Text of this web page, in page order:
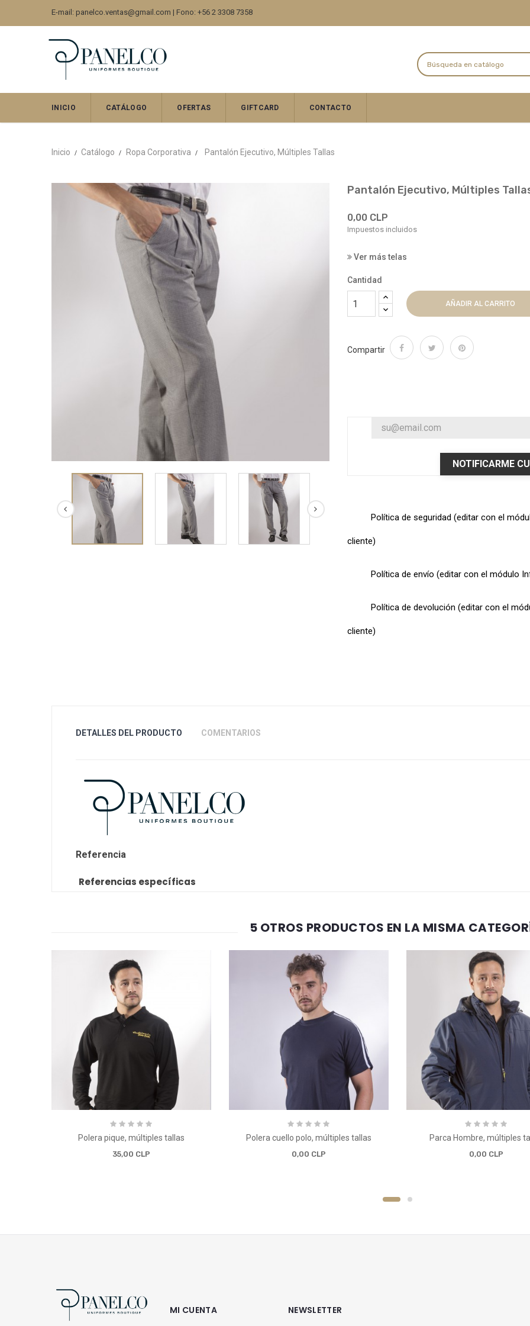
E-mail: panelco.ventas@gmail.com | Fono: +56 2 3308 7358
INICIO CATÁLOGO OFERTAS GIFTCARD CONTACTO
Inicio Catálogo Ropa Corporativa Pantalón Ejecutivo, Múltiples Tallas
Pantalón Ejecutivo, Múltiples
0,00 CLP
Impuestos incluidos
Ver más telas
Cantidad
AÑADIR AL CARRITO
Compartir
NOTIFICARME
Política de seguridad (editar con el
cliente)
Política de envío (editar con el módulo
Política de devolución (editar con el
cliente)
DETALLES DEL PRODUCTO COMENTARIOS
Referencia
Referencias específicas
5 OTROS PRODUCTOS EN LA MISMA
Polera pique, múltiples tallas
35,00 CLP
Polera cuello polo, múltiples tallas
0,00 CLP
Parca Hombre, múltiples
0,00 CLP
MI CUENTA NEWSLETTER